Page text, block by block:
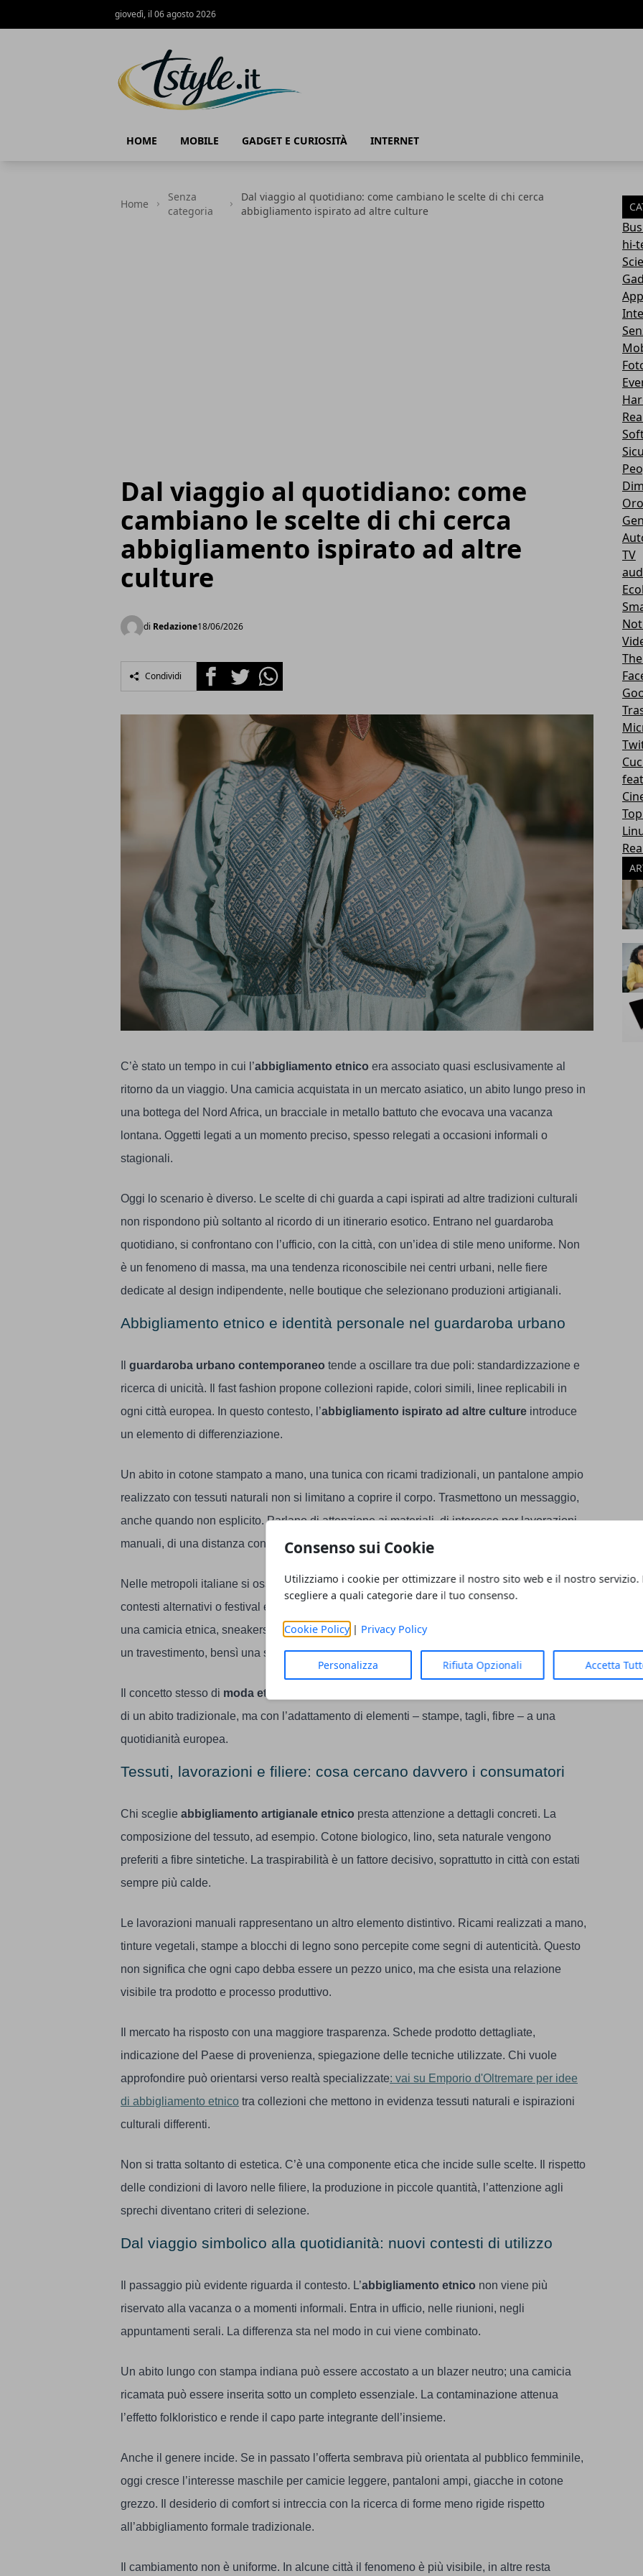
Consenso sui Cookie
Utilizziamo i cookie per ottimizzare il nostro sito web e il nostro servizio.
scegliere a quali categorie dare il tuo consenso.
Cookie Policy| Privacy Policy
Personalizza Rifiuta Opzionali Accetta
giovedì, il 06 agosto 2026
HOME MOBILE GADGET E CURIOSITÀ INTERNET
Home
Senza
categoria
Dal viaggio al quotidiano: come cambiano le scelte di chi cerca
abbigliamento ispirato ad altre culture
Dal viaggio al quotidiano: come
cambiano le scelte di chi cerca
abbigliamento ispirato ad altre
culture
di Redazione18/06/2026
Condividi FacebookTwitterWhatsapp
C’è stato un tempo in cui l’abbigliamento etnico era associato quasi esclusivamente al
ritorno da un viaggio. Una camicia acquistata in un mercato asiatico, un abito lungo preso in
una bottega del Nord Africa, un bracciale in metallo battuto che evocava una vacanza
lontana. Oggetti legati a un momento preciso, spesso relegati a occasioni informali o
stagionali.
Oggi lo scenario è diverso. Le scelte di chi guarda a capi ispirati ad altre tradizioni culturali
non rispondono più soltanto al ricordo di un itinerario esotico. Entrano nel guardaroba
quotidiano, si confrontano con l’ufficio, con la città, con un’idea di stile meno uniforme. Non
è un fenomeno di massa, ma una tendenza riconoscibile nei centri urbani, nelle fiere
dedicate al design indipendente, nelle boutique che selezionano produzioni artigianali.
Abbigliamento etnico e identità personale nel guardaroba urbano
guardaroba urbano contemporaneo tende a oscillare tra due poli: standardizzazione e
ricerca di unicità. Il fast fashion propone collezioni rapide, colori simili, linee replicabili in
ogni città europea. In questo contesto, l’abbigliamento ispirato ad altre culture introduce
un elemento di differenziazione.
Un abito in cotone stampato a mano, una tunica con ricami tradizionali, un pantalone ampio
realizzato con tessuti naturali non si limitano a coprire il corpo. Trasmettono un messaggio,
anche quando non esplicito. Parlano di attenzione ai materiali, di interesse per lavorazioni
manuali, di una distanza consapevole dalle catene produttive industriali.
Nelle metropoli italiane si osserva un utilizzo trasversale di questi capi. Non più confinati a
contesti alternativi o festival estivi, ma inseriti in combinazioni miste: giacca sartoriale sopra
una camicia etnica, sneakers abbinate a un abito lungo in viscosa naturale. Il risultato non è
un travestimento, bensì una stratificazione di riferimenti.
Il concetto stesso di moda etnica
di un abito tradizionale, ma con l’adattamento di elementi – stampe, tagli, fibre – a una
quotidianità europea.
Tessuti, lavorazioni e filiere: cosa cercano davvero i consumatori
Chi sceglie abbigliamento artigianale etnico presta attenzione a dettagli concreti. La
composizione del tessuto, ad esempio. Cotone biologico, lino, seta naturale vengono
preferiti a fibre sintetiche. La traspirabilità è un fattore decisivo, soprattutto in città con estati
sempre più calde.
Le lavorazioni manuali rappresentano un altro elemento distintivo. Ricami realizzati a mano,
tinture vegetali, stampe a blocchi di legno sono percepite come segni di autenticità. Questo
non significa che ogni capo debba essere un pezzo unico, ma che esista una relazione
visibile tra prodotto e processo produttivo.
Il mercato ha risposto con una maggiore trasparenza. Schede prodotto dettagliate,
indicazione del Paese di provenienza, spiegazione delle tecniche utilizzate. Chi vuole
approfondire può orientarsi verso realtà specializzate: vai su Emporio d'Oltremare per idee
di abbigliamento etnico tra collezioni che mettono in evidenza tessuti naturali e ispirazioni
culturali differenti.
Non si tratta soltanto di estetica. C’è una componente etica che incide sulle scelte. Il rispetto
delle condizioni di lavoro nelle filiere, la produzione in piccole quantità, l’attenzione agli
sprechi diventano criteri di selezione.
Dal viaggio simbolico alla quotidianità: nuovi contesti di utilizzo
Il passaggio più evidente riguarda il contesto. L’abbigliamento etnico non viene più
riservato alla vacanza o a momenti informali. Entra in ufficio, nelle riunioni, negli
appuntamenti serali. La differenza sta nel modo in cui viene combinato.
Un abito lungo con stampa indiana può essere accostato a un blazer neutro; una camicia
ricamata può essere inserita sotto un completo essenziale. La contaminazione attenua
l’effetto folkloristico e rende il capo parte integrante dell’insieme.
Anche il genere incide. Se in passato l’offerta sembrava più orientata al pubblico femminile,
oggi cresce l’interesse maschile per camicie leggere, pantaloni ampi, giacche in cotone
grezzo. Il desiderio di comfort si intreccia con la ricerca di forme meno rigide rispetto
all’abbigliamento formale tradizionale.
Il cambiamento non è uniforme. In alcune città il fenomeno è più visibile, in altre resta
hi-
TV